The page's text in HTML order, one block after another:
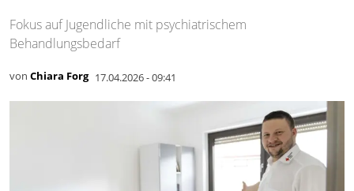
Fokus auf Jugendliche mit psychiatrischem
Behandlungsbedarf
von Chiara Forg 17.04.2026 - 09:41